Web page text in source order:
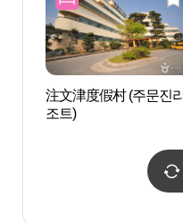
注文津度假村 (주문진리
조트)